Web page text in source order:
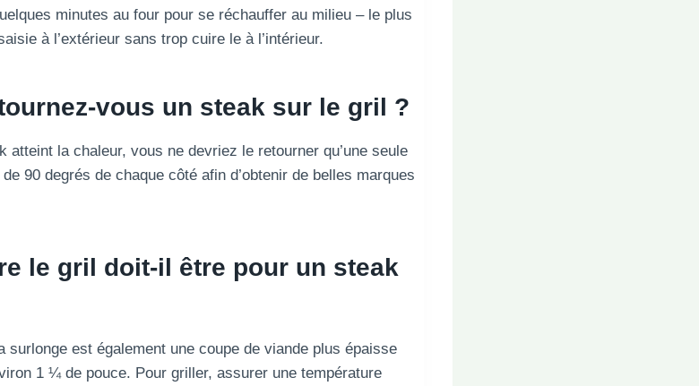
minutes au four pour se réchauffer au milieu – le plus
à l’extérieur sans trop cuire le à l’intérieur.
vous un steak sur le gril ?
atteint la chaleur, vous ne devriez le retourner qu’une seule
90 degrés de chaque côté afin d’obtenir de belles marques
le gril doit-il être pour un steak
surlonge est également une coupe de viande plus épaisse
1 ¼ de pouce. Pour griller, assurer une température